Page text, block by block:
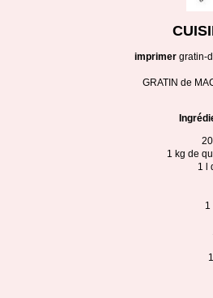
imprimer gratin-
GRATIN de
1 kg de
1 l
1